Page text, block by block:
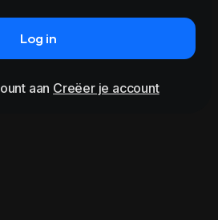
Log in
aan Creëer je account